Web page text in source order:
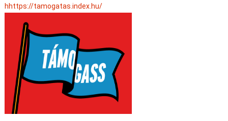
hhttps://tamogatas.index.hu/